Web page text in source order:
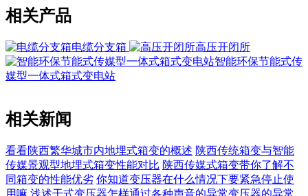
相关产品
电缆分支箱
高压开闭所
智能环保节能式传
媒型一体式箱式变电站
相关新闻
看看陕西繁华城市内地埋式箱变的概述 陕西传统箱变与智能
传媒景观型地埋式箱变性能对比 陕西传媒式箱变带你了解不
同箱变的性能优劣 你知道变压器在什么情况下要紧急停止使
用嘛 浅述干式变压器怎样通过各种声音的异常变压器的异常